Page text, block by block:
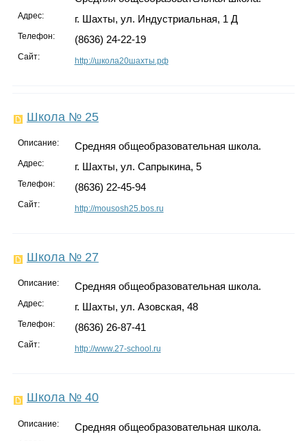
Адрес: г. Шахты, ул. Индустриальная, 1 Д
Телефон: (8636) 24-22-19
Сайт: http://школа20шахты.рф
Школа № 25
Описание: Средняя общеобразовательная школа.
Адрес: г. Шахты, ул. Сапрыкина, 5
Телефон: (8636) 22-45-94
Сайт: http://mousosh25.bos.ru
Школа № 27
Описание: Средняя общеобразовательная школа.
Адрес: г. Шахты, ул. Азовская, 48
Телефон: (8636) 26-87-41
Сайт: http://www.27-school.ru
Школа № 40
Описание: Средняя общеобразовательная школа.